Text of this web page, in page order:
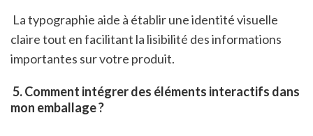
claire tout en facilitant la lisibilité des informations
importantes sur votre produit.
mon emballage ?